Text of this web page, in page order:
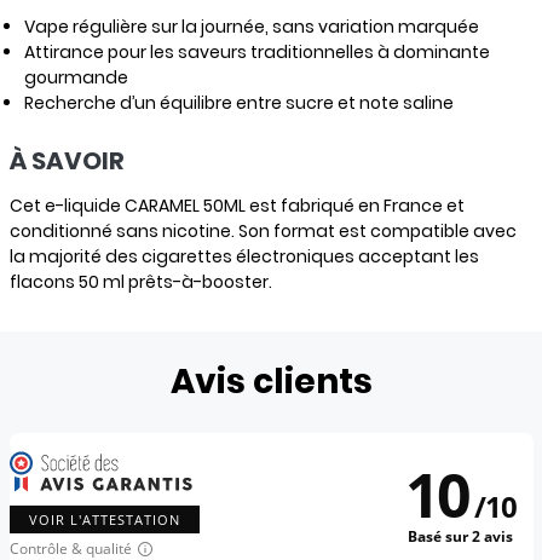
Vape régulière sur la journée, sans variation marquée
Attirance pour les saveurs traditionnelles à dominante
gourmande
Recherche d’un équilibre entre sucre et note saline
À SAVOIR
Cet e-liquide CARAMEL 50ML est fabriqué en France et
conditionné sans nicotine. Son format est compatible avec
la majorité des cigarettes électroniques acceptant les
flacons 50 ml prêts-à-booster.
Avis clients
VOIR L'ATTESTATION
Contrôle & qualité
10/10
Basé sur 2 avis